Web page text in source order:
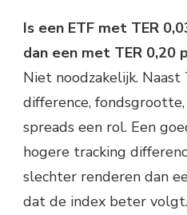
Is een ETF met TER
dan een met TER 0,20
Niet noodzakelijk.
difference,
spreads een rol. Een
hogere tracking
slechter renderen dan
dat de index beter